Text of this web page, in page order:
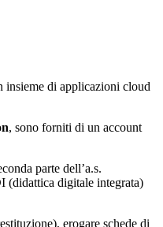
insieme di applicazioni cloud
, sono forniti di un account
parte dell’a.s.
(didattica digitale integrata)
erogare schede di